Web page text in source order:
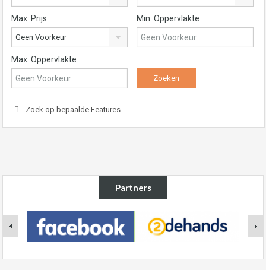
Max. Prijs
Geen Voorkeur
Min. Oppervlakte
Max. Oppervlakte
Zoek op bepaalde Features
Partners